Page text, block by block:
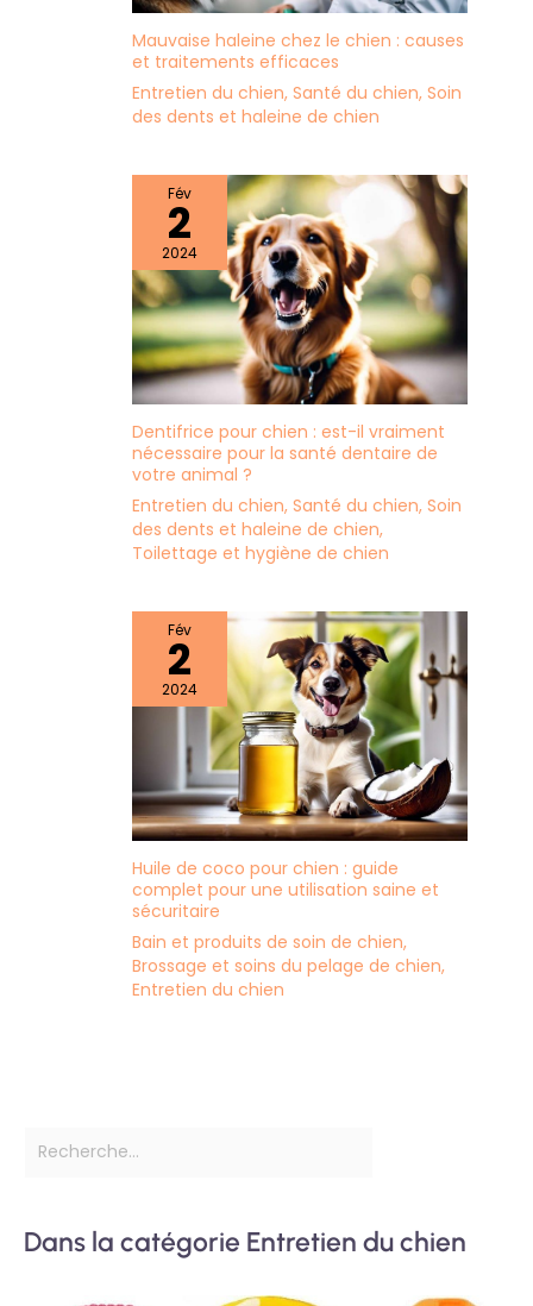
Mauvaise haleine chez le chien : causes
et traitements efficaces
Entretien du chien, Santé du chien, Soin
des dents et haleine de chien
Fév
2
2024
Dentifrice pour chien : est-il vraiment
nécessaire pour la santé dentaire de
votre animal ?
Entretien du chien, Santé du chien, Soin
des dents et haleine de chien,
Toilettage et hygiène de chien
Fév
2
2024
Huile de coco pour chien : guide
complet pour une utilisation saine et
sécuritaire
Bain et produits de soin de chien,
Brossage et soins du pelage de chien,
Entretien du chien
Dans la catégorie Entretien du chien